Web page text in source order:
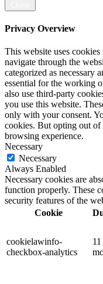
Privacy Overview
This website uses
navigate through the
categorized as necessary
essential for the working
also use third-party
you use this website.
only with your consent.
cookies. But opting out of
browsing experience.
Necessary
Necessary
Always Enabled
Necessary cookies are
function properly. These
security features of the
Cookie
cookielawinfo-
checkbox-analytics
11